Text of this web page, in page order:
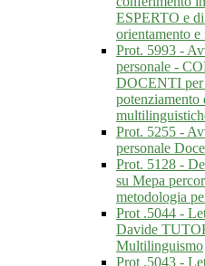
ESPERTO e
orientamento
Prot. 5993 -
personale -
DOCENTI per
potenziamento
Prot. 5255 -
personale
Prot. 5128 -
su Mepa
metodologia
Prot .5044 -
Davide
Multilinguismo
Prot .5043 -